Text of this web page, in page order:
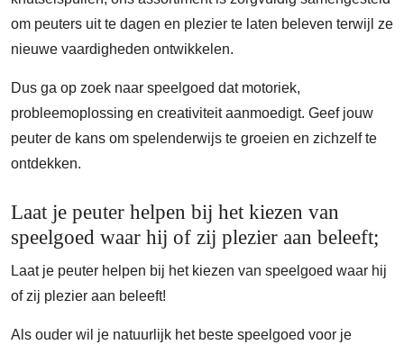
om peuters uit te dagen en plezier te laten beleven terwijl ze
nieuwe vaardigheden ontwikkelen.
Dus ga op zoek naar speelgoed dat motoriek,
probleemoplossing en creativiteit aanmoedigt. Geef jouw
peuter de kans om spelenderwijs te groeien en zichzelf te
ontdekken.
Laat je peuter helpen bij het kiezen van
speelgoed waar hij of zij plezier aan beleeft;
Laat je peuter helpen bij het kiezen van speelgoed waar hij
of zij plezier aan beleeft!
Als ouder wil je natuurlijk het beste speelgoed voor je